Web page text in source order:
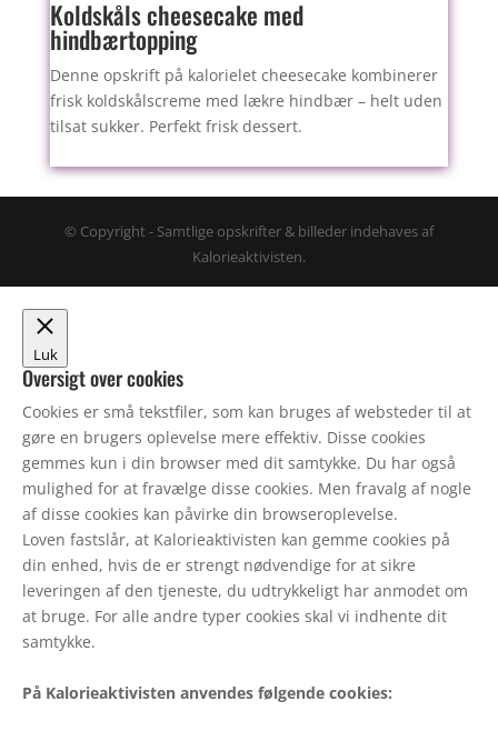
Koldskåls cheesecake med
hindbærtopping
Denne opskrift på kalorielet cheesecake kombinerer
frisk koldskålscreme med lækre hindbær – helt uden
tilsat sukker. Perfekt frisk dessert.
© Copyright - Samtlige opskrifter & billeder indehaves af
Kalorieaktivisten.
Luk
Oversigt over cookies
Cookies er små tekstfiler, som kan bruges af websteder til at
gøre en brugers oplevelse mere effektiv. Disse cookies
gemmes kun i din browser med dit samtykke. Du har også
mulighed for at fravælge disse cookies. Men fravalg af nogle
af disse cookies kan påvirke din browseroplevelse.
Loven fastslår, at Kalorieaktivisten kan gemme cookies på
din enhed, hvis de er strengt nødvendige for at sikre
leveringen af den tjeneste, du udtrykkeligt har anmodet om
at bruge. For alle andre typer cookies skal vi indhente dit
samtykke.
På Kalorieaktivisten anvendes følgende cookies: